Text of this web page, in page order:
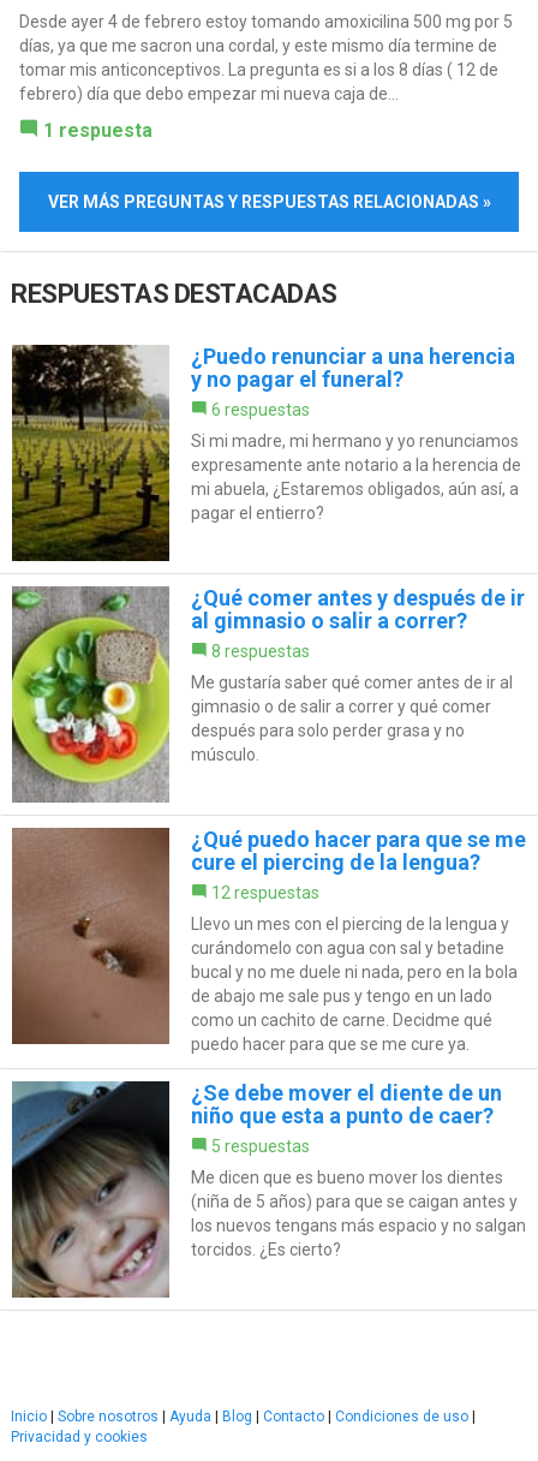
Desde ayer 4 de febrero estoy tomando amoxicilina 500 mg por 5
días, ya que me sacron una cordal, y este mismo día termine de
tomar mis anticonceptivos. La pregunta es si a los 8 días ( 12 de
febrero) día que debo empezar mi nueva caja de...
1 respuesta
VER MÁS PREGUNTAS Y RESPUESTAS RELACIONADAS »
RESPUESTAS DESTACADAS
¿Puedo renunciar a una herencia
y no pagar el funeral?
6 respuestas
Si mi madre, mi hermano y yo renunciamos
expresamente ante notario a la herencia de
mi abuela, ¿Estaremos obligados, aún así, a
pagar el entierro?
¿Qué comer antes y después de ir
al gimnasio o salir a correr?
8 respuestas
Me gustaría saber qué comer antes de ir al
gimnasio o de salir a correr y qué comer
después para solo perder grasa y no
músculo.
¿Qué puedo hacer para que se me
cure el piercing de la lengua?
12 respuestas
Llevo un mes con el piercing de la lengua y
curándomelo con agua con sal y betadine
bucal y no me duele ni nada, pero en la bola
de abajo me sale pus y tengo en un lado
como un cachito de carne. Decidme qué
puedo hacer para que se me cure ya.
¿Se debe mover el diente de un
niño que esta a punto de caer?
5 respuestas
Me dicen que es bueno mover los dientes
(niña de 5 años) para que se caigan antes y
los nuevos tengans más espacio y no salgan
torcidos. ¿Es cierto?
Inicio | Sobre nosotros | Ayuda | Blog | Contacto | Condiciones de uso |
Privacidad y cookies